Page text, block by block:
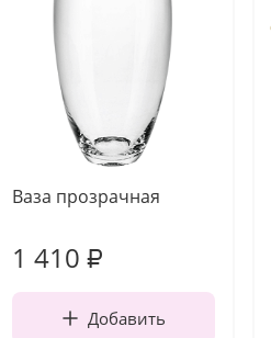
Ваза прозрачная
1 410 ₽
Добавить